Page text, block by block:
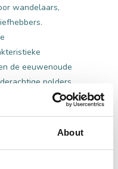
About
wandelaars,
de eeuwenoude
polders
Of je nu gaat voor
bieden